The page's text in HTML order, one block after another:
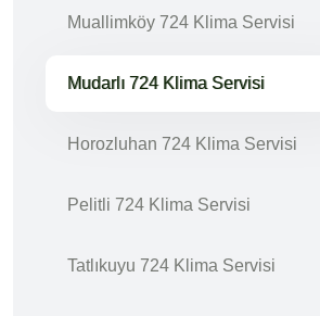
Muallimköy 724 Klima Servisi
Mudarlı 724 Klima Servisi
Horozluhan 724 Klima Servisi
Pelitli 724 Klima Servisi
Tatlıkuyu 724 Klima Servisi